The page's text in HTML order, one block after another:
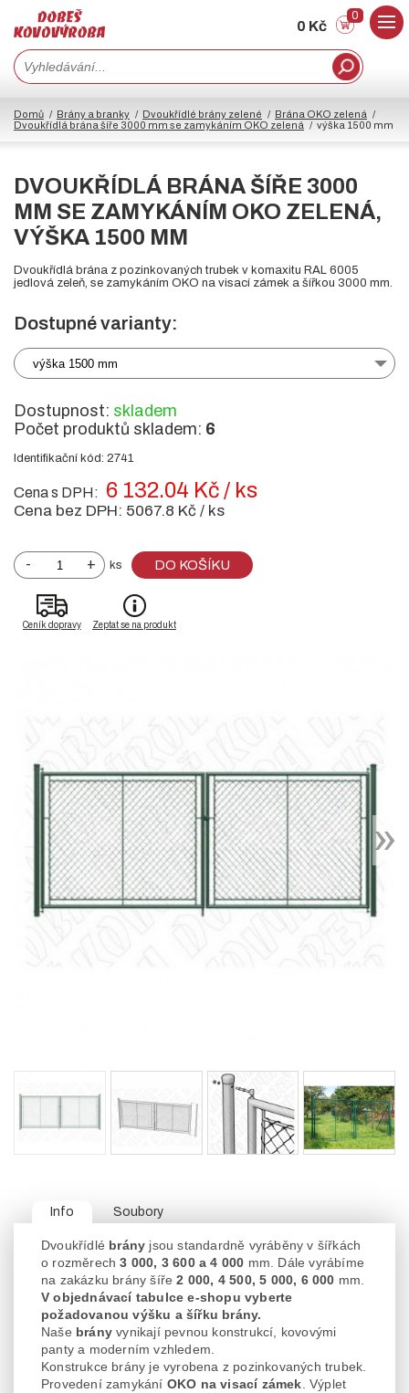
0 Kč
0
Domů Brány a branky Dvoukřídlé brány zelené
Brána OKO zelená
Dvoukřídlá brána šíře 3000 mm se zamykáním OKO zelená
výška 1500 mm
DVOUKŘÍDLÁ BRÁNA ŠÍŘE 3000
MM SE ZAMYKÁNÍM OKO ZELENÁ,
VÝŠKA 1500 MM
Dvoukřídlá brána z pozinkovaných trubek v komaxitu RAL 6005
jedlová zeleň, se zamykáním OKO na visací zámek a šířkou 3000 mm.
Dostupné varianty:
výška 1500 mm
Dostupnost: skladem
Počet produktů skladem: 6
Identifikační kód: 2741
Cena s DPH: 6 132.04 Kč / ks
Cena bez DPH: 5067.8 Kč / ks
- + ks DO KOŠÍKU
Ceník dopravy Zeptat se na produkt
Info Soubory
Dvoukřídlé brány jsou standardně vyráběny v šířkách
o rozměrech3 000, 3 600 a 4 000 mm. Dále vyrábíme
na zakázku brány šíře2 000, 4 500, 5 000, 6 000 mm.
V objednávací tabulce e-shopu vyberte
požadovanou výšku a šířku brány.
Naše brány vynikají pevnou konstrukcí, kovovými
panty a moderním vzhledem.
Konstrukce brány je vyrobena z pozinkovaných trubek.
Provedení zamykání OKO na visací zámek. Výplet